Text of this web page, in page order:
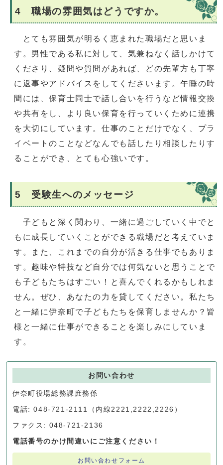
4 職場の雰囲気はどうですか。
とても雰囲気が明るく恵まれた職場だと思いま
す。男性である私に対して、気兼ねなく話しかけて
くださり、疑問や質問があれば、どの先輩方も丁寧
に返事やアドバイスをしてくださいます。午睡の時
間には、保育士同士で話し合いを行うなど情報交換
や共有をし、より良い保育を行っていくために連携
を大切にしています。仕事のことだけでなく、プラ
イベートのことなどなんでも話したり相談したりす
ることができ、とても心強いです。
5 受験生へのメッセージ
子どもと深く関わり、一緒に過ごしていく中でと
もに成長していくことができる職場だと考えていま
す。また、これまでの自分が活きる仕事でもありま
す。趣味や特技など自分では何気ないと思うことで
も子どもたちはすごい！と喜んでくれるかもしれま
せん。ぜひ、あなたの力を貸してください。私たち
と一緒に伊奈町で子どもたちを保育しませんか？皆
様と一緒に仕事ができることを楽しみにしていま
す。
お問い合わせ
伊奈町役場総務課庶務係
電話: 048-721-2111（内線2221,2222,2226）
ファクス: 048-721-2136
電話番号のかけ間違いにご注意ください！
お問い合わせフォーム